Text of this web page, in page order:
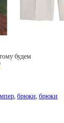
будем
,брюки,брюки